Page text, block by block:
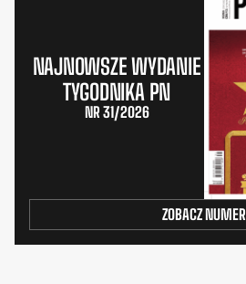
NAJNOWSZE WYDANIE
TYGODNIKA PN
NR 31/2026
ZOBACZ NUMER